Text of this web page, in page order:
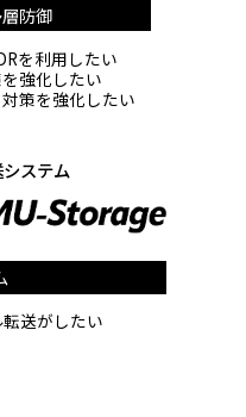
防御
を利用したい
強化したい
策を強化したい
ステム
送がしたい